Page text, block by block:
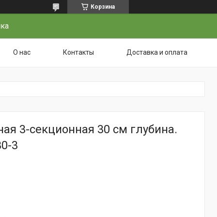
Корзина
О нас Контакты Доставка и оплата
3-секционная 30 см глубина.
3